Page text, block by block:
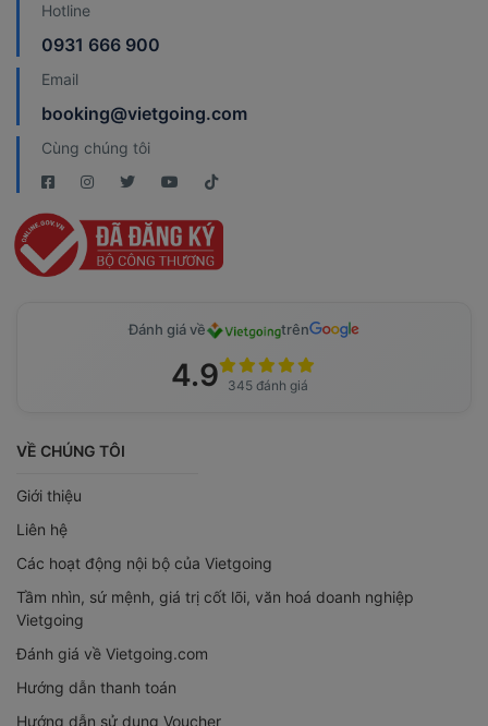
Hotline
0931 666 900
Email
booking@vietgoing.com
Cùng chúng tôi
Đánh giá về trên
4.9 345 đánh giá
VỀ CHÚNG TÔI
Giới thiệu
Liên hệ
Các hoạt động nội bộ của Vietgoing
Tầm nhìn, sứ mệnh, giá trị cốt lõi, văn hoá doanh nghiệp
Vietgoing
Đánh giá về Vietgoing.com
Hướng dẫn thanh toán
Hướng dẫn sử dụng Voucher